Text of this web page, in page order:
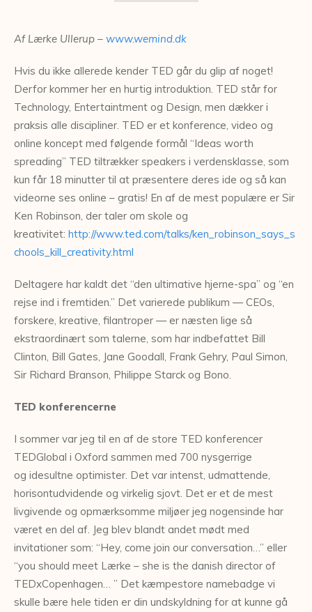
Af Lærke Ullerup – www.wemind.dk
Hvis du ikke allerede kender TED går du glip af noget!
Derfor kommer her en hurtig introduktion. TED står for
Technology, Entertaintment og Design, men dækker i
praksis alle discipliner. TED er et konference, video og
online koncept med følgende formål “Ideas worth
spreading” TED tiltrækker speakers i verdensklasse, som
kun får 18 minutter til at præsentere deres ide og så kan
videorne ses online – gratis! En af de mest populære er Sir
Ken Robinson, der taler om skole og
kreativitet: http://www.ted.com/talks/ken_robinson_says_s
chools_kill_creativity.html
Deltagere har kaldt det “den ultimative hjerne-spa” og “en
rejse ind i fremtiden.” Det varierede publikum — CEOs,
forskere, kreative, filantroper — er næsten lige så
ekstraordinært som talerne, som har indbefattet Bill
Clinton, Bill Gates, Jane Goodall, Frank Gehry, Paul Simon,
Sir Richard Branson, Philippe Starck og Bono.
TED konferencerne
I sommer var jeg til en af de store TED konferencer
TEDGlobal i Oxford sammen med 700 nysgerrige
og idesultne optimister. Det var intenst, udmattende,
horisontudvidende og virkelig sjovt. Det er et de mest
livgivende og opmærksomme miljøer jeg nogensinde har
været en del af. Jeg blev blandt andet mødt med
invitationer som: “Hey, come join our conversation…” eller
“you should meet Lærke – she is the danish director of
TEDxCopenhagen… ” Det kæmpestore namebadge vi
skulle bære hele tiden er din undskyldning for at kunne gå